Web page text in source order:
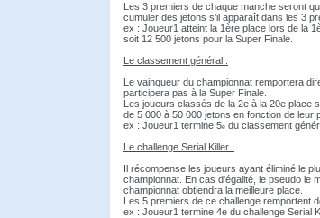
Les 3 premiers de chaque manche seront
cumuler des jetons s’il apparaît dans les 3
ex : Joueur1 atteint la 1ère place lors de la
soit 12 500 jetons pour la Super Finale.
Le classement général :
Le vainqueur du championnat remportera
participera pas à la Super Finale.
Les joueurs classés de la 2e à la 20e place
de 5 000 à 50 000 jetons en fonction de leur
ex : Joueur1 termine 5e du classement
Le challenge Serial Killer :
Il récompense les joueurs ayant éliminé le
championnat. En cas d'égalité, le pseudo le
championnat obtiendra la meilleure place.
Les 5 premiers de ce challenge remportent
ex : Joueur1 termine 4e du challenge Serial